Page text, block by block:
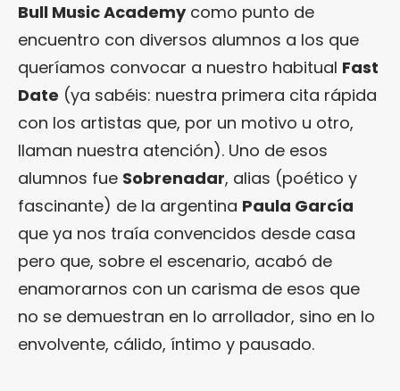
Bull Music Academycomo punto de
encuentro con diversos alumnos a los que
queríamos convocar a nuestro habitual Fast
Date (ya sabéis: nuestra primera cita rápida
con los artistas que, por un motivo u otro,
llaman nuestra atención). Uno de esos
alumnos fue Sobrenadar, alias (poético y
fascinante) de la argentina Paula García
que ya nos traía convencidos desde casa
pero que, sobre el escenario, acabó de
enamorarnos con un carisma de esos que
no se demuestran en lo arrollador, sino en lo
envolvente, cálido, íntimo y pausado.